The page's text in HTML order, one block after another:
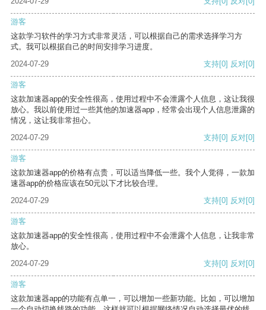
游客
这款学习软件的学习方式非常灵活，可以根据自己的需求选择学习方
式。我可以根据自己的时间安排学习进度。
2024-07-29
支持[0] 反对[0]
游客
这款加速器app的安全性很高，使用过程中不会泄露个人信息，这让我很
放心。我以前使用过一些其他的加速器app，经常会出现个人信息泄露的
情况，这让我非常担心。
2024-07-29
支持[0] 反对[0]
游客
这款加速器app的价格有点贵，可以适当降低一些。我个人觉得，一款加
速器app的价格应该在50元以下才比较合理。
2024-07-29
支持[0] 反对[0]
游客
这款加速器app的安全性很高，使用过程中不会泄露个人信息，让我非常
放心。
2024-07-29
支持[0] 反对[0]
游客
这款加速器app的功能有点单一，可以增加一些新功能。比如，可以增加